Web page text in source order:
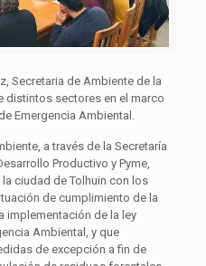
Secretaria de Ambiente de la
distintos sectores en el marco
Emergencia Ambiental.
a través de la Secretaría
Productivo y Pyme,
ciudad de Tolhuin con los
de cumplimiento de la
implementación de la ley
Ambiental, y que
de excepción a fin de